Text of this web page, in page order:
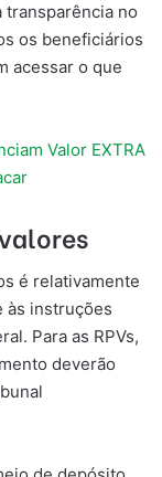
transparência no
os beneficiários
acessar o que
Valor EXTRA
é relativamente
às instruções
Para as RPVs,
deverão